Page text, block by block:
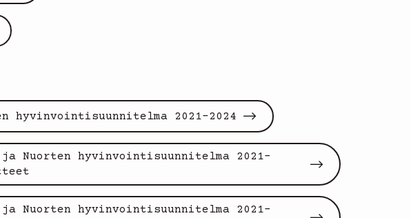
hyvinvointisuunnitelma 2021-2024
Nuorten hyvinvointisuunnitelma 2021-
Nuorten hyvinvointisuunnitelma 2021-